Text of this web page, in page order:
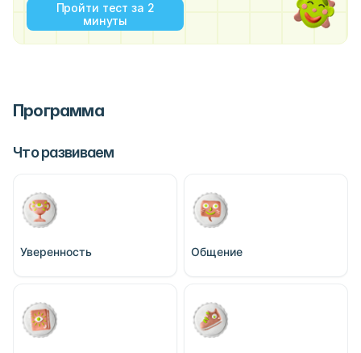
Пройти тест за 2
минуты
Программа
Что развиваем
Уверенность Общение